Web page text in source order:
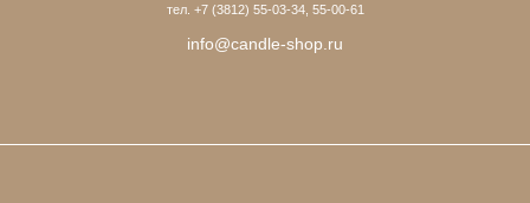
тел. +7 (3812) 55-03-34, 55-00-61
info@candle-shop.ru